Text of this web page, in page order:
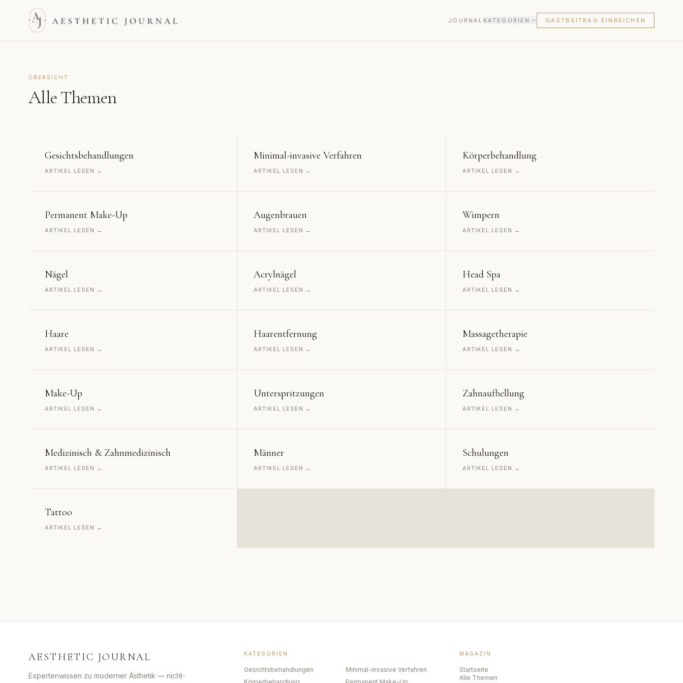
JOURNAL KATEGORIEN GASTBEITRAG EINREICHEN
ÜBERSICHT
Alle Themen
Gesichtsbehandlungen
ARTIKEL LESEN →
Minimal-invasive Verfahren
ARTIKEL LESEN →
Körperbehandlung
ARTIKEL LESEN →
Permanent Make-Up
ARTIKEL LESEN →
Augenbrauen
ARTIKEL LESEN →
Wimpern
ARTIKEL LESEN →
Nägel
ARTIKEL LESEN →
Acrylnägel
ARTIKEL LESEN →
Head Spa
ARTIKEL LESEN →
Haare
ARTIKEL LESEN →
Haarentfernung
ARTIKEL LESEN →
Massagetherapie
ARTIKEL LESEN →
Make-Up
ARTIKEL LESEN →
Unterspritzungen
ARTIKEL LESEN →
Zahnaufhellung
ARTIKEL LESEN →
Medizinisch & Zahnmedizinisch
ARTIKEL LESEN →
Männer
ARTIKEL LESEN →
Schulungen
ARTIKEL LESEN →
Tattoo
ARTIKEL LESEN →
AESTHETIC JOURNAL
Expertenwissen zu moderner Ästhetik — nicht-
KATEGORIEN
Gesichtsbehandlungen
Minimal-invasive Verfahren
MAGAZIN
Startseite
Alle Themen